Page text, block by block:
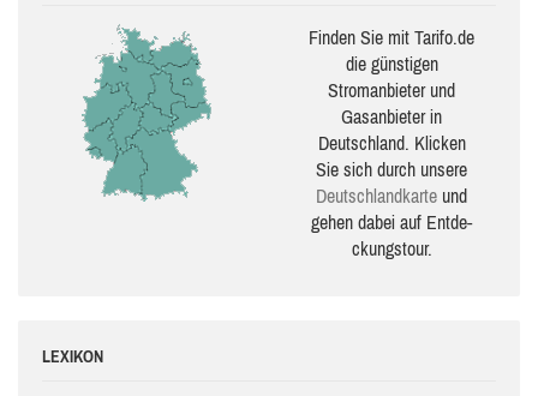
Finden Sie mit Tarifo.de
die güns­ti­gen
Stromanbieter und
Gasanbieter in
Deutschland. Klicken
Sie sich durch unsere
Deutsch­land­karte und
gehen dabei auf Ent­de­
ckungs­tour.
LEXIKON